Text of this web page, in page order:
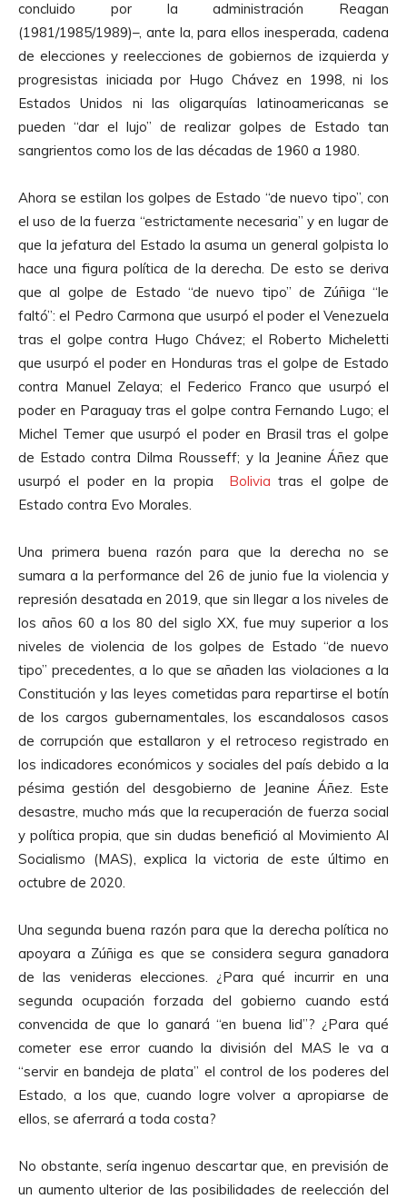
concluido por la administración Reagan
(1981/1985/1989)–, ante la, para ellos inesperada, cadena
de elecciones y reelecciones de gobiernos de izquierda y
progresistas iniciada por Hugo Chávez en 1998, ni los
Estados Unidos ni las oligarquías latinoamericanas se
pueden “dar el lujo” de realizar golpes de Estado tan
sangrientos como los de las décadas de 1960 a 1980.
Ahora se estilan los golpes de Estado “de nuevo tipo”, con
el uso de la fuerza “estrictamente necesaria” y en lugar de
que la jefatura del Estado la asuma un general golpista lo
hace una figura política de la derecha. De esto se deriva
que al golpe de Estado “de nuevo tipo” de Zúñiga “le
faltó”: el Pedro Carmona que usurpó el poder el Venezuela
tras el golpe contra Hugo Chávez; el Roberto Micheletti
que usurpó el poder en Honduras tras el golpe de Estado
contra Manuel Zelaya; el Federico Franco que usurpó el
poder en Paraguay tras el golpe contra Fernando Lugo; el
Michel Temer que usurpó el poder en Brasil tras el golpe
de Estado contra Dilma Rousseff; y la Jeanine Áñez que
usurpó el poder en la propia
Bolivia tras el golpe de
Estado contra Evo Morales.
Una primera buena razón para que la derecha no se
sumara a la performance del 26 de junio fue la violencia y
represión desatada en 2019, que sin llegar a los niveles de
los años 60 a los 80 del siglo XX, fue muy superior a los
niveles de violencia de los golpes de Estado “de nuevo
tipo” precedentes, a lo que se añaden las violaciones a la
Constitución y las leyes cometidas para repartirse el botín
de los cargos gubernamentales, los escandalosos casos
de corrupción que estallaron y el retroceso registrado en
los indicadores económicos y sociales del país debido a la
pésima gestión del desgobierno de Jeanine Áñez. Este
desastre, mucho más que la recuperación de fuerza social
y política propia, que sin dudas benefició al Movimiento Al
Socialismo (MAS), explica la victoria de este último en
octubre de 2020.
Una segunda buena razón para que la derecha política no
apoyara a Zúñiga es que se considera segura ganadora
de las venideras elecciones. ¿Para qué incurrir en una
segunda ocupación forzada del gobierno cuando está
convencida de que lo ganará “en buena lid”? ¿Para qué
cometer ese error cuando la división del MAS le va a
“servir en bandeja de plata” el control de los poderes del
Estado, a los que, cuando logre volver a apropiarse de
ellos, se aferrará a toda costa?
No obstante, sería ingenuo descartar que, en previsión de
un aumento ulterior de las posibilidades de reelección del